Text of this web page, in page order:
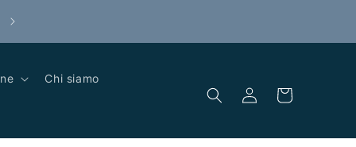
Chi siamo
Accedi Carrello